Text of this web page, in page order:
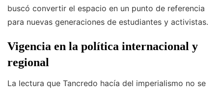
buscó convertir el espacio en un punto de referencia
para nuevas generaciones de estudiantes y activistas.
Vigencia en la política internacional y
regional
La lectura que Tancredo hacía del imperialismo no se